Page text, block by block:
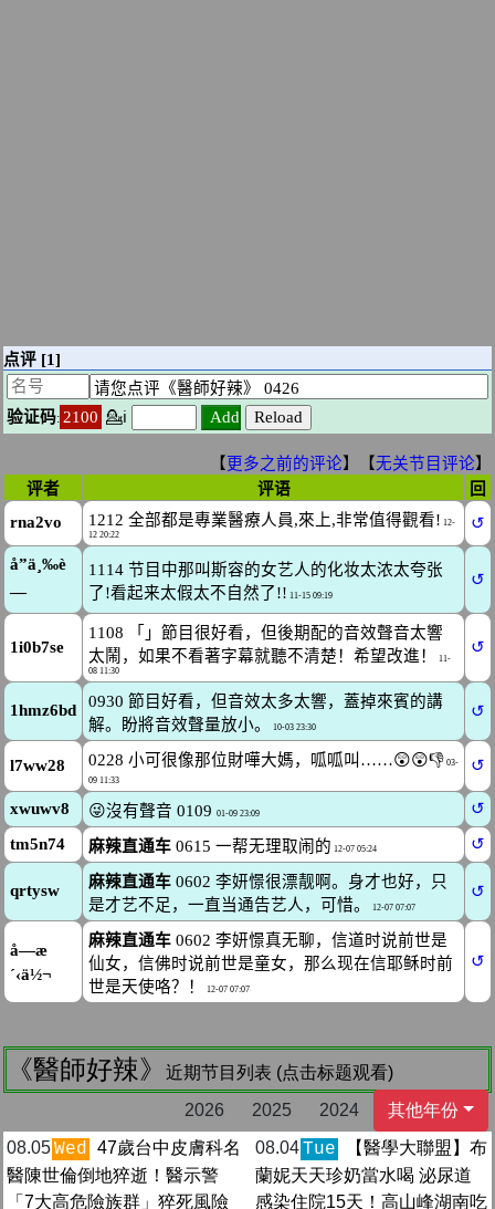
《醫師好辣》
近期节目列表 (点击标题观看)
2026
2025 2024
其他年份
08.05Wed 47歲台中皮膚科名
醫陳世倫倒地猝逝！醫示警
「7大高危險族群」猝死風險
08.04Tue
【醫學大聯盟】布
蘭妮天天珍奶當水喝 泌尿道
感染住院15天！高山峰湖南吃